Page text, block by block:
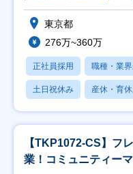
東京都
276万~360万
正社員採用 職種・業
土日祝休み 産休・育休
【TKP1072-CS】フ
業！コミュニティー